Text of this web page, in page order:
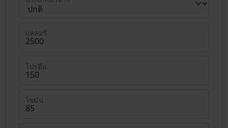
แคลอรี่
โปรตีน
ไขมัน